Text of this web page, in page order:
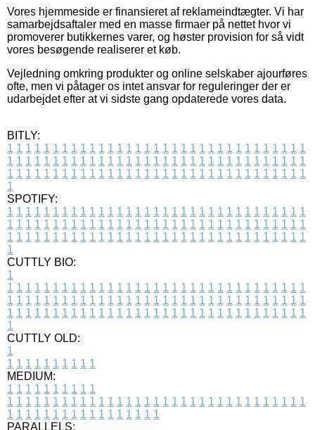
Vores hjemmeside er finansieret af reklameindtægter. Vi har
samarbejdsaftaler med en masse firmaer på nettet hvor vi
promoverer butikkernes varer, og høster provision for så vidt
vores besøgende realiserer et køb.
Vejledning omkring produkter og online selskaber ajourføres
ofte, men vi påtager os intet ansvar for reguleringer der er
udarbejdet efter at vi sidste gang opdaterede vores data.
BITLY:
1 1 1 1 1 1 1 1 1 1 1 1 1 1 1 1 1 1 1 1 1 1 1 1 1 1 1 1 1 1 1 1 1
1 1 1 1 1 1 1 1 1 1 1 1 1 1 1 1 1 1 1 1 1 1 1 1 1 1 1 1 1 1 1 1 1
1 1 1 1 1 1 1 1 1 1 1 1 1 1 1 1 1 1 1 1 1 1 1 1 1 1 1 1 1 1 1 1 1
1
SPOTIFY:
1 1 1 1 1 1 1 1 1 1 1 1 1 1 1 1 1 1 1 1 1 1 1 1 1 1 1 1 1 1 1 1 1
1 1 1 1 1 1 1 1 1 1 1 1 1 1 1 1 1 1 1 1 1 1 1 1 1 1 1 1 1 1 1 1 1
1 1 1 1 1 1 1 1 1 1 1 1 1 1 1 1 1 1 1 1 1 1 1 1 1 1 1 1 1 1 1 1 1
1
CUTTLY BIO:
1
1 1 1 1 1 1 1 1 1 1 1 1 1 1 1 1 1 1 1 1 1 1 1 1 1 1 1 1 1 1 1 1 1
1 1 1 1 1 1 1 1 1 1 1 1 1 1 1 1 1 1 1 1 1 1 1 1 1 1 1 1 1 1 1 1 1
1 1 1 1 1 1 1 1 1 1 1 1 1 1 1 1 1 1 1 1 1 1 1 1 1 1 1 1 1 1 1 1 1
1
CUTTLY OLD:
1
1 1 1 1 1 1 1 1 1 1
MEDIUM:
1 1 1 1 1 1 1 1 1 1
1 1 1 1 1 1 1 1 1 1 1 1 1 1 1 1 1 1 1 1 1 1 1 1 1 1 1 1 1 1 1 1 1
1 1 1 1 1 1 1 1 1 1 1 1 1 1 1 1 1
PARALLELS: